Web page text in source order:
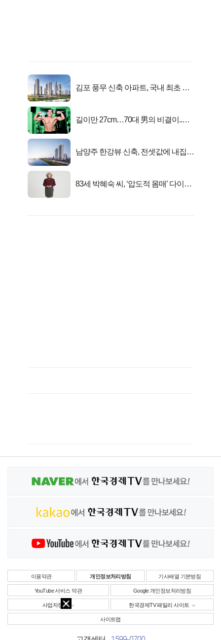
김포 풍무 신축 아파트, 국내 최초 반
길이만 27cm…70대 男의 비결이..충
남양주 한강뷰 신축, 전셋값에 내집마
83세 박혜숙 씨, ‘압도적 몸매’ 다이어